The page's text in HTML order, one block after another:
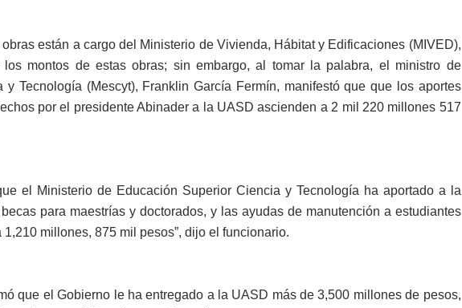
están a cargo del Ministerio de Vivienda, Há­bitat y Edificaciones (MI­VED),
montos de es­tas obras; sin embargo, al tomar la palabra, el minis­tro de
y Tecnología (Mes­cyt), Franklin García Fer­mín, manifestó que que los aportes
por el pre­sidente Abinader a la UASD ascienden a 2 mil 220 millo­nes 517
el Ministerio de Edu­cación Superior Ciencia y Tecnología ha aportado a la
para maestrías y doctorados, y las ayudas de manutención a estu­diantes
millones, 875 mil pesos”, dijo el fun­cionario.
que el Gobierno le ha entregado a la UASD más de 3,500 millones de pesos,